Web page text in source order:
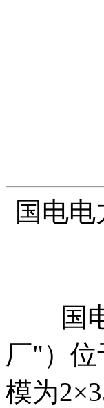
国电
国电
厂"）
模为